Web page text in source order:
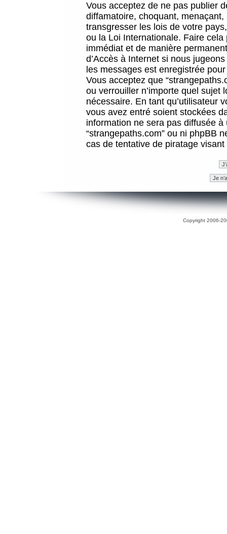
Vous acceptez de ne pas publier
diffamatoire, choquant,
transgresser les lois de votre
ou la Loi Internationale. Faire
immédiat et de manière
d’Accès à Internet si nous
les messages est enregistrée
Vous acceptez que
ou verrouiller n’importe quel sujet
nécessaire. En tant qu’utilisateur
vous avez entré soient stockées
information ne sera pas diffusée
“strangepaths.com” ou ni phpBB
cas de tentative de piratage
Copyright 2006-